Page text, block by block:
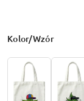
Wariant
Kolor/Wzór